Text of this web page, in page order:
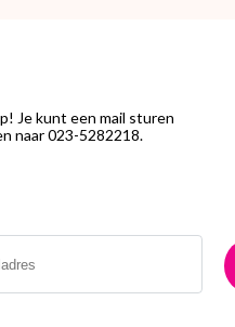
Je kunt een mail sturen
naar 023-5282218.